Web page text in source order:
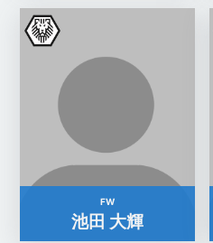
FW
池田 大輝